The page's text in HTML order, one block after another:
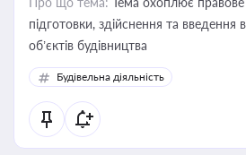
підготовки, здійснення та введення
об’єктів будівництва
Будівельна діяльність